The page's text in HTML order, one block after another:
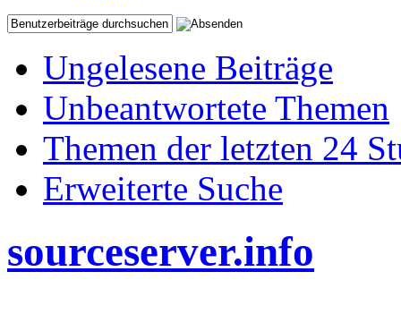
Ungelesene Beiträge
Unbeantwortete Themen
Themen der letzten 24
Erweiterte Suche
sourceserver.info